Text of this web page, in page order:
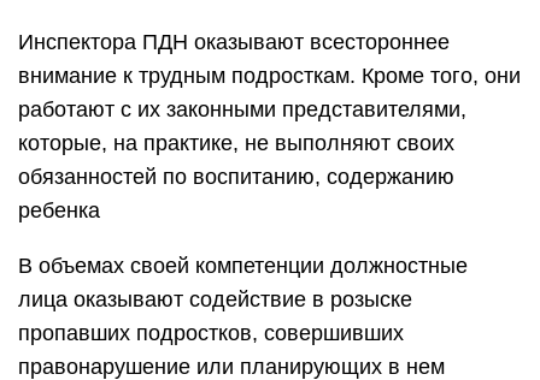
Инспектора ПДН оказывают всестороннее
внимание к трудным подросткам. Кроме того, они
работают с их законными представителями,
которые, на практике, не выполняют своих
обязанностей по воспитанию, содержанию
ребенка
В объемах своей компетенции должностные
лица оказывают содействие в розыске
пропавших подростков, совершивших
правонарушение или планирующих в нем